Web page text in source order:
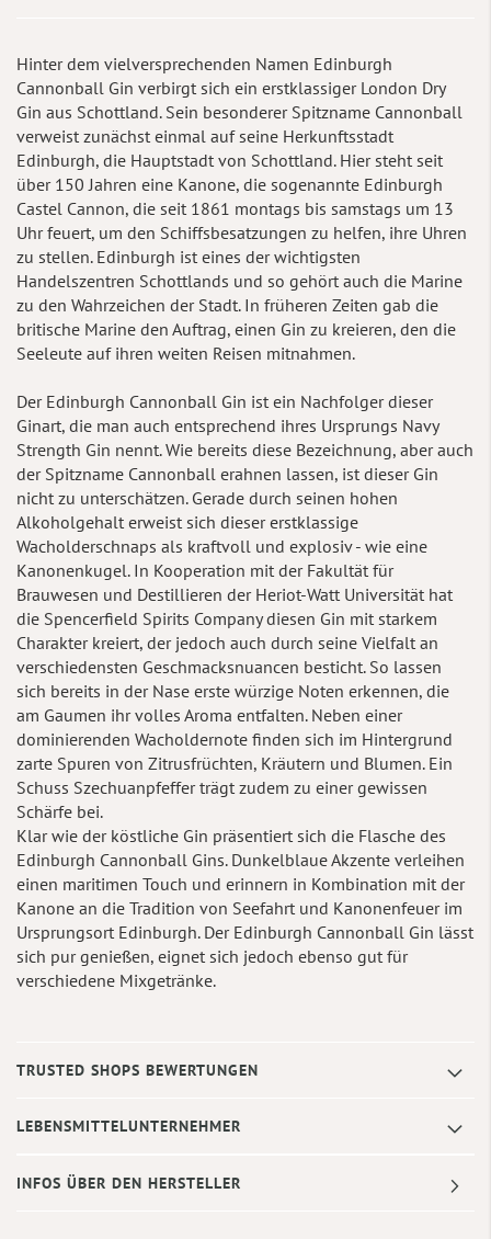
Hinter dem vielversprechenden Namen Edinburgh
Cannonball Gin verbirgt sich ein erstklassiger London Dry
Gin aus Schottland. Sein besonderer Spitzname Cannonball
verweist zunächst einmal auf seine Herkunftsstadt
Edinburgh, die Hauptstadt von Schottland. Hier steht seit
über 150 Jahren eine Kanone, die sogenannte Edinburgh
Castel Cannon, die seit 1861 montags bis samstags um 13
Uhr feuert, um den Schiffsbesatzungen zu helfen, ihre Uhren
zu stellen. Edinburgh ist eines der wichtigsten
Handelszentren Schottlands und so gehört auch die Marine
zu den Wahrzeichen der Stadt. In früheren Zeiten gab die
britische Marine den Auftrag, einen Gin zu kreieren, den die
Seeleute auf ihren weiten Reisen mitnahmen.
Der Edinburgh Cannonball Gin ist ein Nachfolger dieser
Ginart, die man auch entsprechend ihres Ursprungs Navy
Strength Gin nennt. Wie bereits diese Bezeichnung, aber auch
der Spitzname Cannonball erahnen lassen, ist dieser Gin
nicht zu unterschätzen. Gerade durch seinen hohen
Alkoholgehalt erweist sich dieser erstklassige
Wacholderschnaps als kraftvoll und explosiv - wie eine
Kanonenkugel. In Kooperation mit der Fakultät für
Brauwesen und Destillieren der Heriot-Watt Universität hat
die Spencerfield Spirits Company diesen Gin mit starkem
Charakter kreiert, der jedoch auch durch seine Vielfalt an
verschiedensten Geschmacksnuancen besticht. So lassen
sich bereits in der Nase erste würzige Noten erkennen, die
am Gaumen ihr volles Aroma entfalten. Neben einer
dominierenden Wacholdernote finden sich im Hintergrund
zarte Spuren von Zitrusfrüchten, Kräutern und Blumen. Ein
Schuss Szechuanpfeffer trägt zudem zu einer gewissen
Schärfe bei.
Klar wie der köstliche Gin präsentiert sich die Flasche des
Edinburgh Cannonball Gins. Dunkelblaue Akzente verleihen
einen maritimen Touch und erinnern in Kombination mit der
Kanone an die Tradition von Seefahrt und Kanonenfeuer im
Ursprungsort Edinburgh. Der Edinburgh Cannonball Gin lässt
sich pur genießen, eignet sich jedoch ebenso gut für
verschiedene Mixgetränke.
TRUSTED SHOPS BEWERTUNGEN
LEBENSMITTELUNTERNEHMER
INFOS ÜBER DEN HERSTELLER